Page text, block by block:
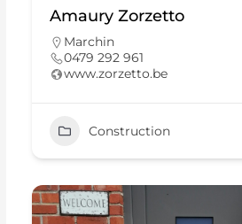
Amaury Zorzetto
Marchin
0479 292 961
www.zorzetto.be
Construction